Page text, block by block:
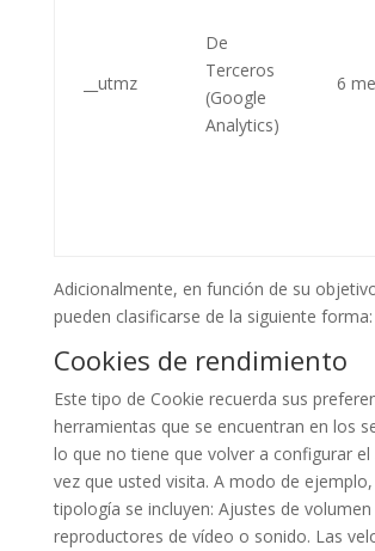
__utmz
De
Terceros
(Google
Analytics)
6
Adicionalmente, en función de su
pueden clasificarse de la siguiente forma:
Cookies de rendimiento
Este tipo de Cookie recuerda sus
herramientas que se encuentran en los
lo que no tiene que volver a configurar el
vez que usted visita. A modo de
tipología se incluyen: Ajustes de volumen
reproductores de vídeo o sonido. Las